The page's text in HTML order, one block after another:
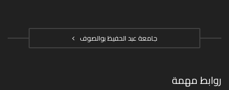
جامعة عبد الحفيظ بوالصوف
روابط مهمة